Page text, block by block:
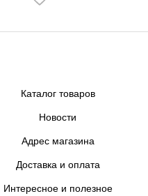
Каталог товаров
Новости
Адрес магазина
Доставка и оплата
Интересное и полезное